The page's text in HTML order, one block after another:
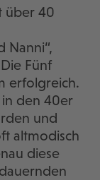
über 40
Nanni“,
Fünf
erfolgreich.
den 40er
und
altmodisch
diese